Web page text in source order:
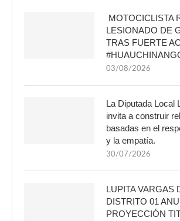
MOTOCICLISTA
LESIONADO DE
TRAS FUERTE
03/08/2026
La Diputada Local
invita a construir
basadas en el
y la empatía.
30/07/2026
LUPITA VARGAS
DISTRITO 01
PROYECCIÓN